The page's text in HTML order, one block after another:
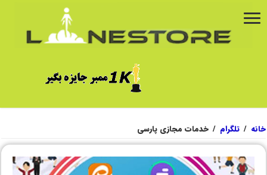
خانه / تلگرام / خدمات مجازی پارسی